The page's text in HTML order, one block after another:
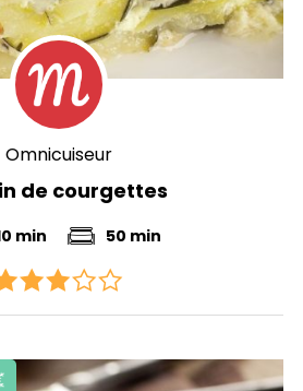
Omnicuiseur
de courgettes
min 50 min